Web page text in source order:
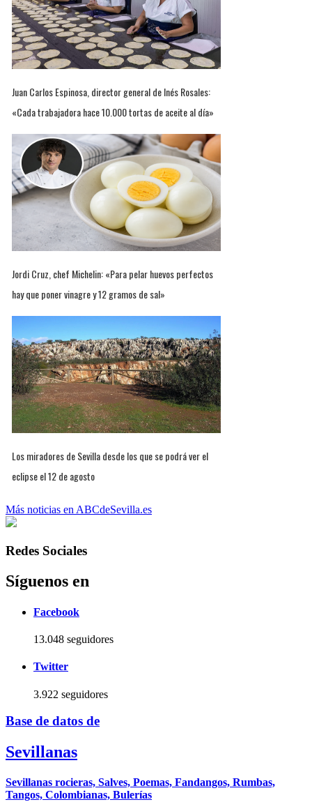
Juan Carlos Espinosa, director general de Inés Rosales:
«Cada trabajadora hace 10.000 tortas de aceite al día»
Jordi Cruz, chef Michelin: «Para pelar huevos perfectos
hay que poner vinagre y 12 gramos de sal»
Los miradores de Sevilla desde los que se podrá ver el
eclipse el 12 de agosto
Más noticias en ABCdeSevilla.es
Redes Sociales
Síguenos en
Facebook
13.048 seguidores
Twitter
3.922 seguidores
Base de datos de
Sevillanas
Sevillanas rocieras, Salves, Poemas, Fandangos, Rumbas,
Tangos, Colombianas, Bulerías